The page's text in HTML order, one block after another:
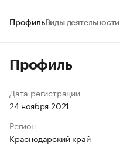
ПрофильВиды деятельности
Профиль
Дата регистрации
24 ноября 2021
Регион
Краснодарский край